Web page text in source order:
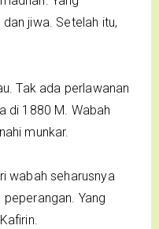
jiwa. Setelah itu,
Tak ada perlawanan
di 1880 M. Wabah
munkar.
wabah seharusnya
Yang